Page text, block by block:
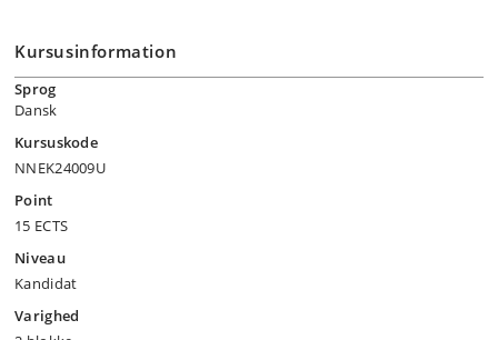
Kursusinformation
Sprog
Dansk
Kursuskode
NNEK24009U
Point
15 ECTS
Niveau
Kandidat
Varighed